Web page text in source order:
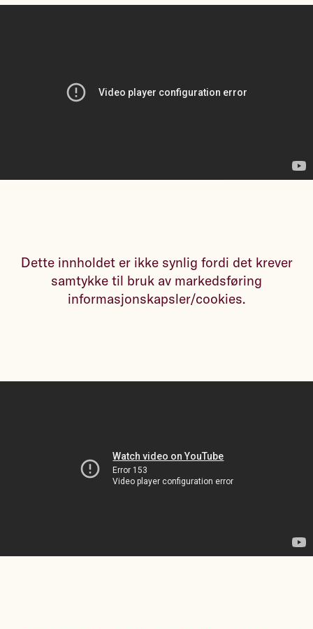
Dette innholdet er ikke synlig fordi det krever
samtykke til bruk av markedsføring
informasjonskapsler/cookies.